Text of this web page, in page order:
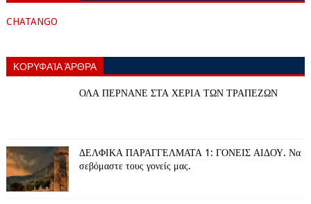
CHATANGO
ΚΟΡΥΦΑΊΑ ΆΡΘΡΑ
ΟΛΑ ΠΕΡΝΑΝΕ ΣΤΑ ΧΕΡΙΑ ΤΩΝ ΤΡΑΠΕΖΩΝ
ΔΕΛΦΙΚΑ ΠΑΡΑΓΓΕΛΜΑΤΑ 1: ΓΟΝΕΙΣ ΑΙΔΟΥ. Να
σεβόμαστε τους γονείς μας.